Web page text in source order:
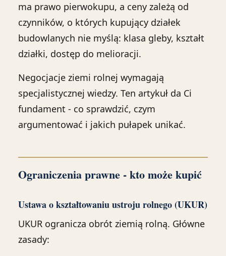
ma prawo pierwokupu, a ceny zależą od
czynników, o których kupujący działek
budowlanych nie myślą: klasa gleby, kształt
działki, dostęp do melioracji.
Negocjacje ziemi rolnej wymagają
specjalistycznej wiedzy. Ten artykuł da Ci
fundament - co sprawdzić, czym
argumentować i jakich pułapek unikać.
Ograniczenia prawne - kto może kupić
Ustawa o kształtowaniu ustroju rolnego (UKUR)
UKUR ogranicza obrót ziemią rolną. Główne
zasady: